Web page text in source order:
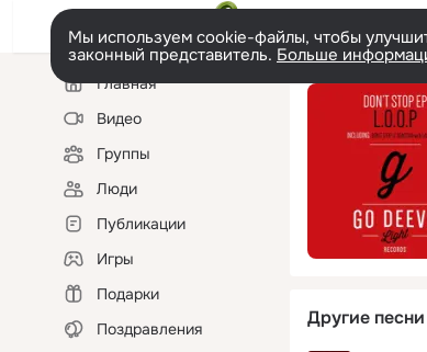
Мы используем cookie-файлы, чтобы
законный представитель. Больше
Левая
колонкаГлавная
Видео
Группы
Люди
Публикации
Игры
Подарки
Поздравления
Другие